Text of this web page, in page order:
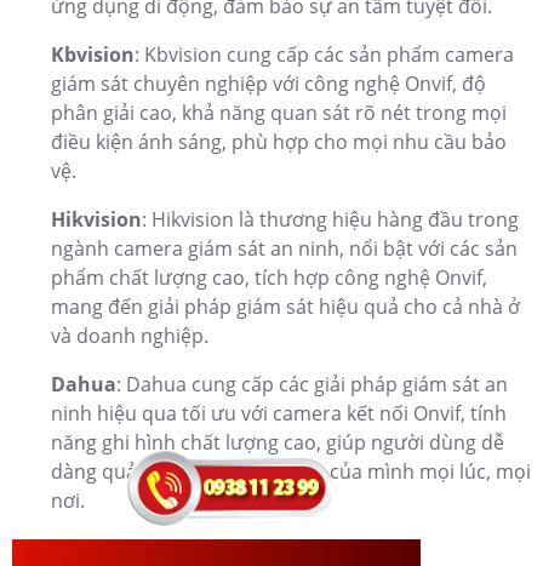
ứng dụng di động, đảm bảo sự an tâm tuyệt đối.
Kbvision: Kbvision cung cấp các sản phẩm camera
giám sát chuyên nghiệp với công nghệ Onvif, độ
phân giải cao, khả năng quan sát rõ nét trong mọi
điều kiện ánh sáng, phù hợp cho mọi nhu cầu bảo
vệ.
Hikvision: Hikvision là thương hiệu hàng đầu trong
ngành camera giám sát an ninh, nổi bật với các sản
phẩm chất lượng cao, tích hợp công nghệ Onvif,
mang đến giải pháp giám sát hiệu quả cho cả nhà ở
và doanh nghiệp.
Dahua: Dahua cung cấp các giải pháp giám sát an
ninh hiệu qua tối ưu với camera kết nối Onvif, tính
năng ghi hình chất lượng cao, giúp người dùng dễ
dàng quản lý và bảo vệ tài sản của mình mọi lúc, mọi
nơi.